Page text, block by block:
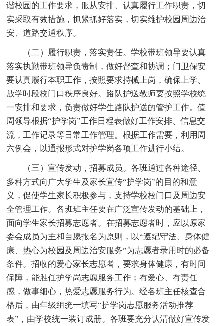
谐校园的工作要求，服从安排、认真履行工作职责，切
实采取有效措施，抓紧抓好落实，切实维护校园周边治
安、道路交通秩序。
（二）履行职责，落实责任。学校带班领导要认真
落实执勤带班领导负责制，做好督查和协调；门卫保安
要认真履行本职工作，按照要求持械上岗，确保上学、
放学时段校门口秩序良好。路队护送教师要按照学校统
一安排和要求，负责做好学生路队护送的管护工作。值
周领导根据“护学岗”工作日程表做好工作安排、信息交
流，工作记录等日常工作管理。根据工作需要，利用周
六例会，以通报形式对护学岗各项工作进行小结。
（三）宣传发动，招募成员。各班通过各种途径、
多种方式向广大学生及家长宣传“护学岗”的目的和意
义，促使学生家长积极参与，支持学校校门口及周边安
全管理工作。各班班主任要在广泛宣传发动的基础上，
面向学生家长招募志愿者。在招募志愿者时，应以原家
委会成员为主和自愿报名为原则，以“遵纪守法、身体健
康、热心为校园及周边治安服务”为志愿者录用时的必备
条件。招收的爱心家长志愿者，要求身体健康，有时间
保障，能胜任护学岗志愿服务工作；有爱心、有责任
感，做事细心，热爱志愿服务行为。经各班主任核查合
格后，由年级组统一填写“护学岗志愿服务活动推荐
表”，由学校统一装订成册。各班要充分认清做好宣传发